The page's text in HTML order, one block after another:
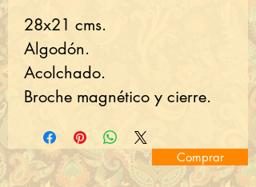
28x21 cms.
Algodón.
Acolchado.
Broche magnético y cierre.
Comprar